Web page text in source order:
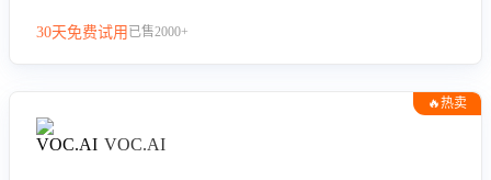
30天免费试用 已售2000+
🔥热卖
VOC.AI